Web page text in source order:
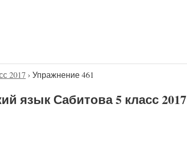
2017 › Упражнение 461
язык Сабитова 5 класс 2017